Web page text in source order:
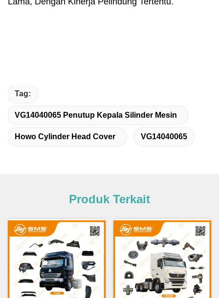
Tag:
VG14040065 Penutup Kepala Silinder Mesin
Howo Cylinder Head Cover VG14040065
Produk Terkait